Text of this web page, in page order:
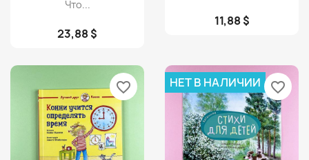
Что...
23,88 $
11,88 $
favorite_border НЕТ В НАЛИЧИИ favorite_border